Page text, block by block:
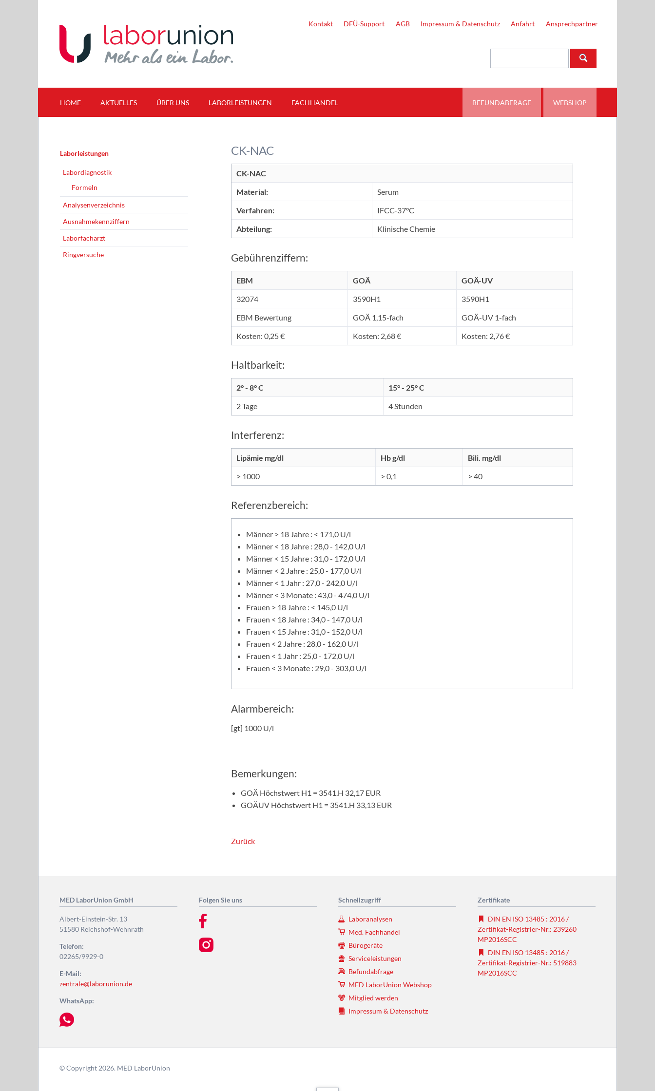
Kontakt DFÜ-Support AGB Impressum & Datenschutz Anfahrt Ansprechpartner
HOME AKTUELLES ÜBER UNS LABORLEISTUNGEN
Ausnahmekennziffern
Laborfacharzt
FACHHANDEL WEBSHOP
BEFUNDABFRAGE
CK-NAC
CK-NAC
Material:
Serum
Verfahren:
IFCC-37°C
Abteilung:
Klinische Chemie
Gebührenziffern:
EBM GOÄ
GOÄ-UV
32074
3590H1
3590H1
EBM Bewertung
GOÄ 1,15-fach
GOÄ-UV 1-fach
Kosten: 0,25 €
Kosten: 2,68 € Kosten: 2,76 €
Haltbarkeit:
2° - 8° C
15° - 25° C
2 Tage
4 Stunden
Interferenz:
Lipämie mg/dl Hb g/dl
Bili. mg/dl
> 1000
> 0,1 > 40
Referenzbereich:
Männer > 18 Jahre : < 171,0 U/l
Männer < 18 Jahre : 28,0 - 142,0 U/l
Männer < 15 Jahre : 31,0 - 172,0 U/l
Männer < 2 Jahre : 25,0 - 177,0 U/l
Männer < 1 Jahr : 27,0 - 242,0 U/l
Männer < 3 Monate : 43,0 - 474,0 U/l
Frauen > 18 Jahre : < 145,0 U/l
Frauen < 18 Jahre : 34,0 - 147,0 U/l
Frauen < 15 Jahre : 31,0 - 152,0 U/l
Frauen < 2 Jahre : 28,0 - 162,0 U/l
Frauen < 1 Jahr : 25,0 - 172,0 U/l
Frauen < 3 Monate : 29,0 - 303,0 U/l
Alarmbereich:
[gt] 1000 U/l
Bemerkungen:
GOÄ Höchstwert H1 = 3541.H 32,17 EUR
GOÄUV Höchstwert H1 = 3541.H 33,13 EUR
Zurück
Navigation
Laborleistungen
Labordiagnostik
Formeln
Analysenverzeichnis
Ausnahmekennziffern
Laborfacharzt
Ringversuche
MED LaborUnion GmbH
Albert-Einstein-Str. 13
51580 Reichshof-Wehnrath
Telefon:
02265/9929-0
E-Mail:
zentrale@laborunion.de
WhatsApp:
Folgen Sie uns Schnellzugriff
Laboranalysen
Med. Fachhandel
Bürogeräte
Serviceleistungen
Befundabfrage
MED LaborUnion Webshop
Mitglied werden
Impressum & Datenschutz
Zertifikate
DIN EN ISO 13485 : 2016 /
Zertifikat-Registrier-Nr.: 239260
MP2016SCC
DIN EN ISO 13485 : 2016 /
Zertifikat-Registrier-Nr.: 519883
MP2016SCC
© Copyright 2026. MED LaborUnion